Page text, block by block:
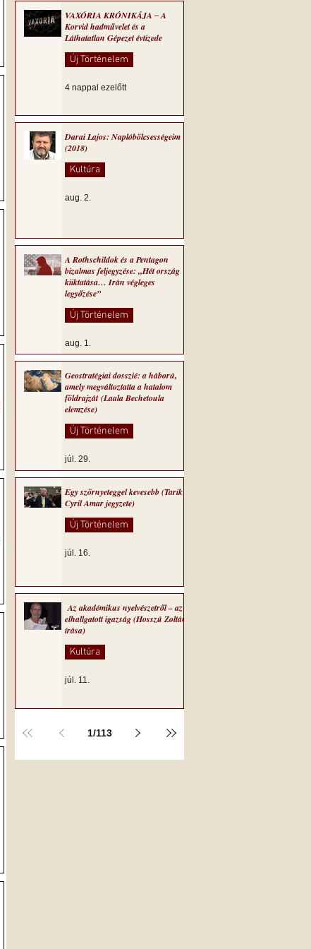
VAXÓRIA KRÓNIKÁJA ‒ A
Korvid hadművelet és a
Láthatatlan Gépezet évtizede
Új Történelem
4 nappal ezelőtt
Darai Lajos: Naplóbölcsességeim
(2018)
Kultúra
aug. 2.
A Rothschildok és a Pentagon
bizalmas feljegyzése: „Hét ország
kiiktatása… Irán végleges
legyőzése”
Új Történelem
aug. 1.
Geostratégiai dosszié: a háború,
amely megváltoztatta a hatalom
földrajzát (Laala Bechetoula
elemzése)
Új Történelem
júl. 29.
Egy szörnyeteggel kevesebb (Tarik
Cyril Amar jegyzete)
Új Történelem
júl. 16.
Az akadémikus nyelvészetről – az
elhallgatott igazság (Hosszú Zoltán
írása)
Kultúra
júl. 11.
1/113